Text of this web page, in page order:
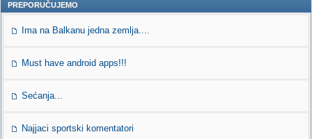
PREPORUČUJEMO
Ima na Balkanu jedna zemlja....
Must have android apps!!!
Sećanja...
Najjaci sportski komentatori